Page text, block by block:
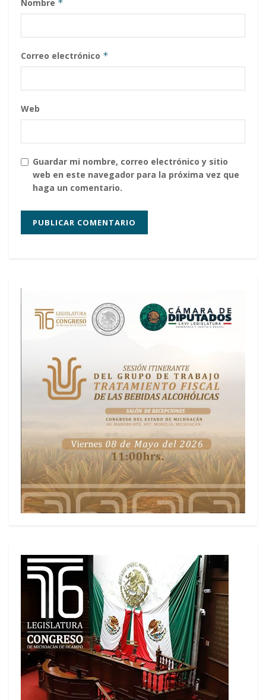
Nombre *
Correo electrónico *
Web
Guardar mi nombre, correo electrónico y sitio
web en este navegador para la próxima vez que
haga un comentario.